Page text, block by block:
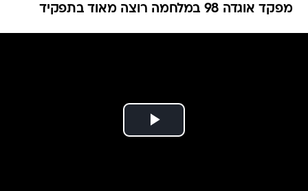
מפקד אוגדה 98 במלחמה רוצה מאוד בתפקיד